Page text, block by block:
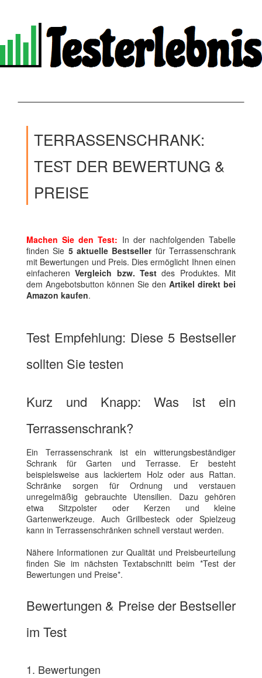
TERRASSENSCHRANK:
TEST DER BEWERTUNG &
PREISE
Machen Sie den Test: In der nachfolgenden Tabelle
finden Sie 5 aktuelle Bestsellerfür Terrassenschrank
mit Bewertungen und Preis. Dies ermöglicht Ihnen einen
einfacherenVergleich bzw. Test des Produktes. Mit
dem Angebotsbutton können Sie den Artikel direkt bei
Amazon kaufen.
Test Empfehlung: Diese 5 Bestseller
sollten Sie testen
Kurz und Knapp: Was ist ein
Terrassenschrank?
Ein Terrassenschrank ist ein witterungsbeständiger
Schrank für Garten und Terrasse. Er besteht
beispielsweise aus lackiertem Holz oder aus Rattan.
Schränke sorgen für Ordnung und verstauen
unregelmäßig gebrauchte Utensilien. Dazu gehören
etwa Sitzpolster oder Kerzen und kleine
Gartenwerkzeuge. Auch Grillbesteck oder Spielzeug
kann in Terrassenschränken schnell verstaut werden.
Nähere Informationen zur Qualität und Preisbeurteilung
finden Sie im nächsten Textabschnitt beim *Test der
Bewertungen und Preise*.
Bewertungen & Preise der Bestseller
im Test
1. Bewertungen